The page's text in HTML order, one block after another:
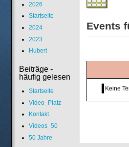
Events
Keine
2026
Startseite
2024
2023
Hubert
Beiträge -
häufig gelesen
Startseite
Video_Platz
Kontakt
Videos_50
50 Jahre